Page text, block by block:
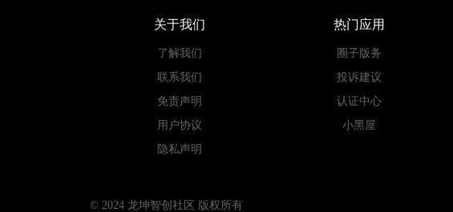
关于我们
了解我们
联系我们
免责声明
用户协议
隐私声明
热门应用
圈子版务
投诉建议
认证中心
小黑屋
© 2024 龙坤智创社区 版权所有